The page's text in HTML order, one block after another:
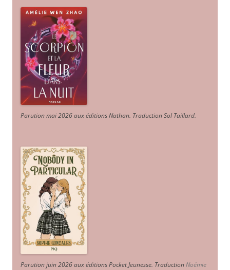
Parution mai 2026 aux éditions Nathan. Traduction Sol Taillard.
Parution juin 2026 aux éditions Pocket Jeunesse. TraductionNoémie